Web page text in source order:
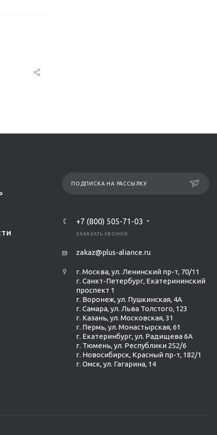
ПОДПИСКА НА РАССЫЛКУ
+7 (800) 505-71-03
ЗАКАЗАТЬ ЗВОНОК
zakaz@plus-aliance.ru
г. Москва, ул. Ленинский пр-т, 70/11
г. Санкт-Петербург, Екатерининский
проспект 1
г. Воронеж, ул. Пушкинская, 4А
г. Самара, ул. Льва Толстого, 123
г. Казань, ул. Московская, 31
г. Пермь, ул. Монастырская, 61
г. Екатеринбург, ул. Радищева 6А
г. Тюмень, ул. Республики 252/6
г. Новосибирск, Красный пр-т, 182/1
г. Омск, ул. ​Гагарина, 14